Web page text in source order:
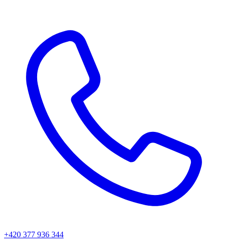
+420 377 936 344